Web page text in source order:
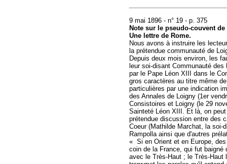
9 mai 1896 - n° 19 - p. 375
Note sur le pseudo-couvent de
Une lettre de Rome.
Nous avons à instruire les
la prétendue communauté de
Depuis deux mois environ, les
leur soi-disant Communauté
par le Pape Léon XIII dans le
gros caractères au titre même
particulières par une indication
des Annales de Loigny (1er
Consistoires et Loigny (le 29
Sainteté Léon XIII. Et là, on
prétendue discussion entre des
Coeur (Mathilde Marchat, la
Rampolla ainsi que d'autres
« Si en Orient et en Europe,
coin de la France, qui fut
avec le Très-Haut ; le Très-